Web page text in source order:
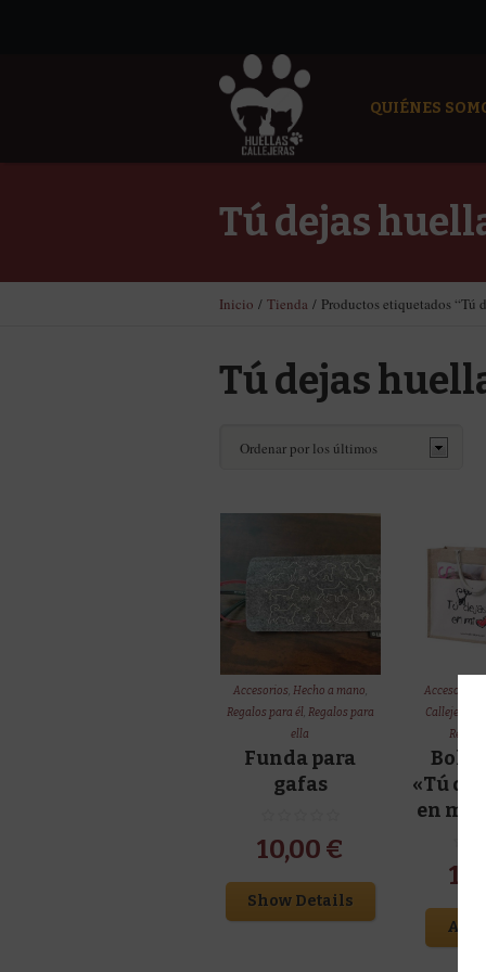
QUIÉNES
Tú dejas
Inicio / Tienda / Productos etiquetados “Tú
Tú dejas
Accesorios, Hecho a mano,
Regalos para él, Regalos para
ella
Funda para
gafas
10,00 €
Show Details
Accesorios
Callejeras
«Tú
en mi
Add